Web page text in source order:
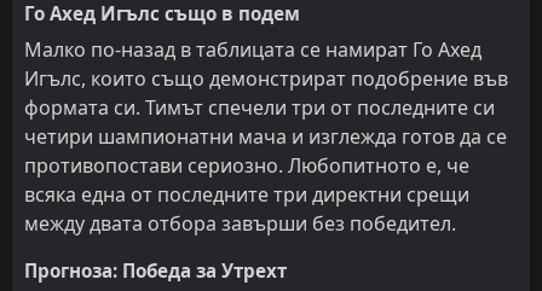
Го Ахед Игълс също в подем
Малко по-назад в таблицата се намират Го Ахед
Игълс, които също демонстрират подобрение във
формата си. Тимът спечели три от последните си
четири шампионатни мача и изглежда готов да се
противопостави сериозно. Любопитното е, че
всяка една от последните три директни срещи
между двата отбора завърши без победител.
Прогноза: Победа за Утрехт